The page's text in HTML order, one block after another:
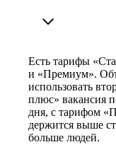
Есть тарифы
и «Премиум».
использовать
плюс» вакансия
дня, с тарифом
держится выше
больше людей.